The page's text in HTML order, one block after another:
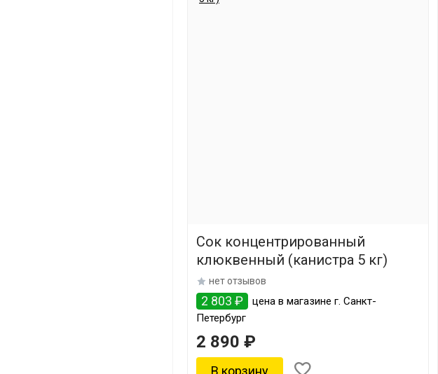
Сок концентрированный
клюквенный (канистра 5 кг)
нет отзывов
2 803 ₽
цена в магазине г. Санкт-
Петербург
2 890 ₽